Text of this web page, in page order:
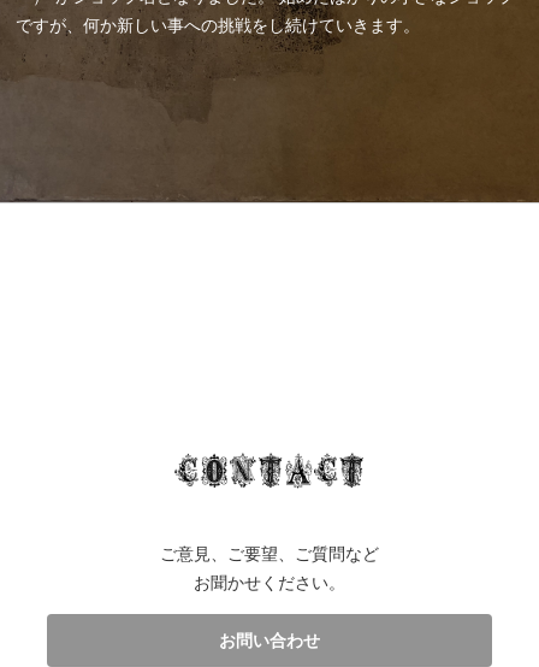
ですが、何か新しい事への挑戦をし続けていきます。
ご意見、ご要望、ご質問など
お聞かせください。
お問い合わせ